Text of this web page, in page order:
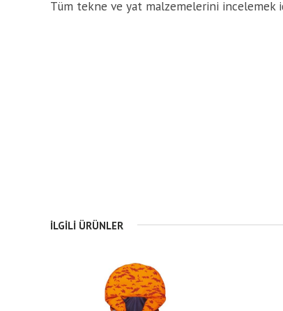
Tüm tekne ve yat malzemelerini incelemek
İLGILI ÜRÜNLER